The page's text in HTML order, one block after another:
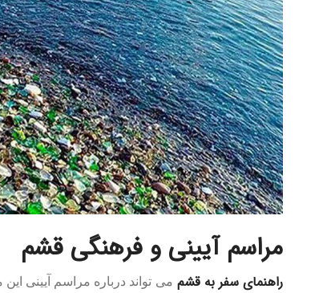
مراسم آیینی و فرهنگی قشم
راهنمای سفر به قشم می تواند درباره مراسم آیینی